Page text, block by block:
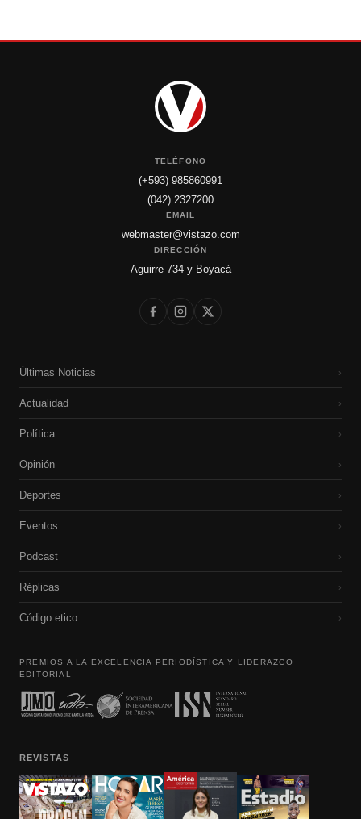
TELÉFONO
(+593) 985860991
(042) 2327200
EMAIL
webmaster@vistazo.com
DIRECCIÓN
Aguirre 734 y Boyacá
Últimas Noticias ›
Actualidad ›
Política ›
Opinión ›
Deportes ›
Eventos ›
Podcast ›
Réplicas ›
Código etico ›
PREMIOS A LA EXCELENCIA PERIODÍSTICA Y LIDERAZGO
EDITORIAL
REVISTAS